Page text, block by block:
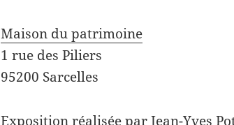
Maison du patrimoine
1 rue des Piliers
95200 Sarcelles
Exposition réalisée par Jean-Yves